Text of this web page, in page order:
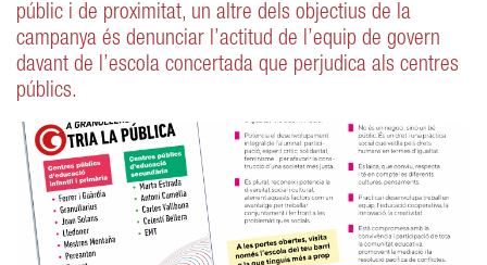
públic i de proximitat, un altre dels objectius de la
campanya és denunciar l’actitud de l’equip de govern
davant de l’escola concertada que perjudica als centres
públics.